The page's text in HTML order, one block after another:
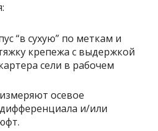
“в сухую” по меткам и
крепежа с выдержкой
сели в рабочем
осевое
и/или